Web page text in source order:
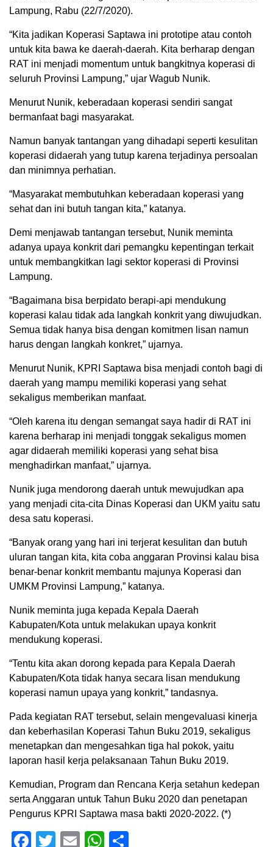
Lampung, Rabu (22/7/2020).
“Kita jadikan Koperasi Saptawa ini prototipe atau contoh
untuk kita bawa ke daerah-daerah. Kita berharap dengan
RAT ini menjadi momentum untuk bangkitnya koperasi di
seluruh Provinsi Lampung,” ujar Wagub Nunik.
Menurut Nunik, keberadaan koperasi sendiri sangat
bermanfaat bagi masyarakat.
Namun banyak tantangan yang dihadapi seperti kesulitan
koperasi didaerah yang tutup karena terjadinya persoalan
dan minimnya perhatian.
“Masyarakat membutuhkan keberadaan koperasi yang
sehat dan ini butuh tangan kita,” katanya.
Demi menjawab tantangan tersebut, Nunik meminta
adanya upaya konkrit dari pemangku kepentingan terkait
untuk membangkitkan lagi sektor koperasi di Provinsi
Lampung.
“Bagaimana bisa berpidato berapi-api mendukung
koperasi kalau tidak ada langkah konkrit yang diwujudkan.
Semua tidak hanya bisa dengan komitmen lisan namun
harus dengan langkah konkret,” ujarnya.
Menurut Nunik, KPRI Saptawa bisa menjadi contoh bagi di
daerah yang mampu memiliki koperasi yang sehat
sekaligus memberikan manfaat.
“Oleh karena itu dengan semangat saya hadir di RAT ini
karena berharap ini menjadi tonggak sekaligus momen
agar didaerah memiliki koperasi yang sehat bisa
menghadirkan manfaat,” ujarnya.
Nunik juga mendorong daerah untuk mewujudkan apa
yang menjadi cita-cita Dinas Koperasi dan UKM yaitu satu
desa satu koperasi.
“Banyak orang yang hari ini terjerat kesulitan dan butuh
uluran tangan kita, kita coba anggaran Provinsi kalau bisa
benar-benar konkrit membantu majunya Koperasi dan
UMKM Provinsi Lampung,” katanya.
Nunik meminta juga kepada Kepala Daerah
Kabupaten/Kota untuk melakukan upaya konkrit
mendukung koperasi.
“Tentu kita akan dorong kepada para Kepala Daerah
Kabupaten/Kota tidak hanya secara lisan mendukung
koperasi namun upaya yang konkrit,” tandasnya.
Pada kegiatan RAT tersebut, selain mengevaluasi kinerja
dan keberhasilan Koperasi Tahun Buku 2019, sekaligus
menetapkan dan mengesahkan tiga hal pokok, yaitu
laporan hasil kerja pelaksanaan Tahun Buku 2019.
Kemudian, Program dan Rencana Kerja setahun kedepan
serta Anggaran untuk Tahun Buku 2020 dan penetapan
Pengurus KPRI Saptawa masa bakti 2020-2022. (*)
Facebook
Twitter
EmailWhatsApp